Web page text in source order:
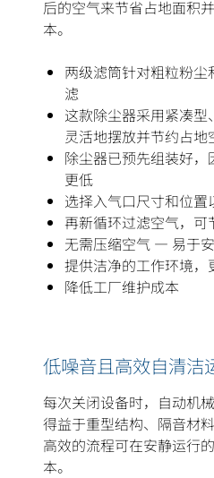
后的空气来节省占地面积
本。
两级滤筒针对粗粒粉
滤
这款除尘器采用紧凑
灵活地摆放并节约占地
除尘器已预先组装好
更低
选择入气口尺寸和位置
再新循环过滤空气，可
无需压缩空气 — 易于
提供洁净的工作环境，
降低工厂维护成本
低噪音且高效自清洁
每次关闭设备时，自动机
得益于重型结构、隔音材
高效的流程可在安静运行
本。